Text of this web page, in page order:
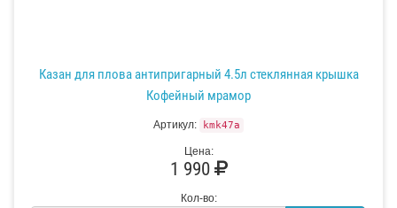
Казан для плова антипригарный 4.5л стеклянная крышка
Кофейный мрамор
Артикул: kmk47a
Цена:
1 990
Кол-во: